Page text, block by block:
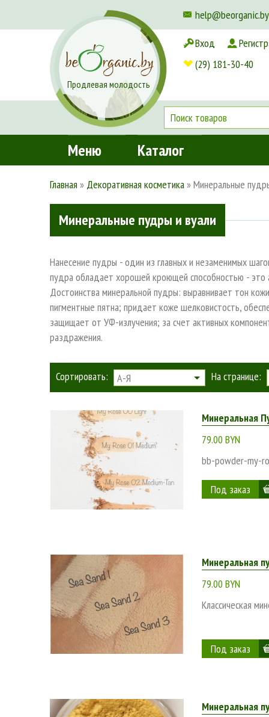
help@beorganic.by
Доставка и оплата
Продлевая молодость
Вход
(29) 181-30-40
Меню Каталог
Главная » Декоративная косметика»Минеральные
Минеральные пудры и вуали
Нанесение пудры - один из главных и незаменимых
пудра обладает хорошей кроющей способностью - это
Достоинства минеральной пудры: выравнивает тон
пигментные пятна; придает коже шелковистость,
защищает от УФ-излучения; за счет активных
раздражения.
Сортировать: А-Я На странице:
Минеральная
79.00 BYN
bb-powder-my-
Минеральная
79.00 BYN
Классическая
Минеральная